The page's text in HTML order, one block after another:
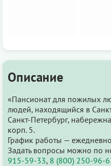
Описание
«Пансионат для пожилых
людей, находящийся в
Санкт-Петербург,
корп. 5.
График работы —
Задать вопросы можно по
915-59-33, 8 (800) 250-96-